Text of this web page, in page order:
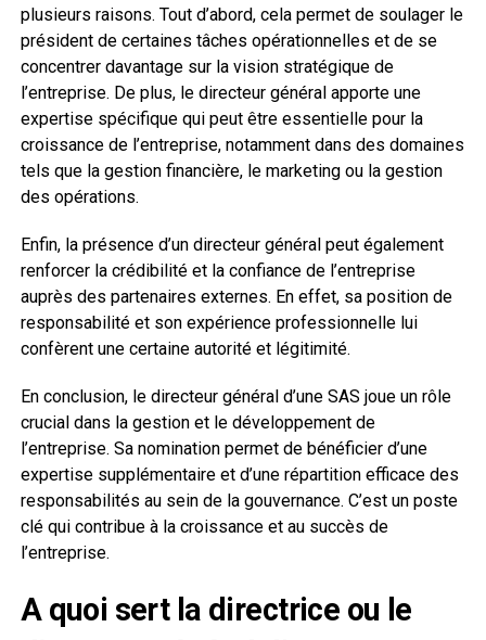
plusieurs raisons. Tout d’abord, cela permet de soulager le
président de certaines tâches opérationnelles et de se
concentrer davantage sur la vision stratégique de
l’entreprise. De plus, le directeur général apporte une
expertise spécifique qui peut être essentielle pour la
croissance de l’entreprise, notamment dans des domaines
tels que la gestion financière, le marketing ou la gestion
des opérations.
Enfin, la présence d’un directeur général peut également
renforcer la crédibilité et la confiance de l’entreprise
auprès des partenaires externes. En effet, sa position de
responsabilité et son expérience professionnelle lui
confèrent une certaine autorité et légitimité.
En conclusion, le directeur général d’une SAS joue un rôle
crucial dans la gestion et le développement de
l’entreprise. Sa nomination permet de bénéficier d’une
expertise supplémentaire et d’une répartition efficace des
responsabilités au sein de la gouvernance. C’est un poste
clé qui contribue à la croissance et au succès de
l’entreprise.
A quoi sert la directrice ou le